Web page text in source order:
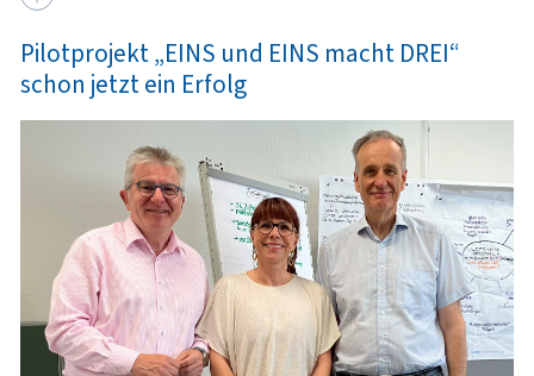
Pilotprojekt „EINS und EINS macht DREI“
schon jetzt ein Erfolg